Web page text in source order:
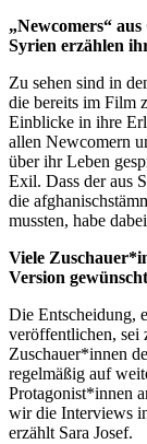
„Newcomers“
Syrien erzählen
Zu sehen sind in
die bereits im Film
Einblicke in ihre
allen Newcomern
über ihr Leben
Exil. Dass der aus
die
mussten, habe
Viele
Version gewünscht
Die Entscheidung,
veröffentlichen, sei
Zuschauer*innen
regelmäßig auf
Protagonist*innen
wir die Interviews
erzählt Sara Josef.